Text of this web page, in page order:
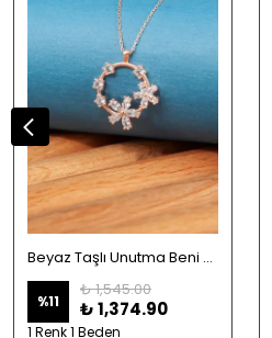
Beyaz Taşlı Unutma Beni Çiçeği Kolye-925 Ayar Gümüş
%11
₺ 1,545.00
₺ 1,374.90
1 Renk 1 Beden